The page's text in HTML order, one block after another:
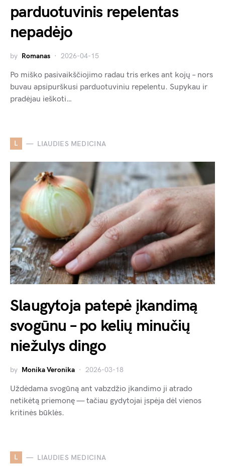
parduotuvinis repelentas
nepadėjo
by Romanas 2026-04-15
Po miško pasivaikščiojimo radau tris erkes ant kojų – nors
buvau apsipurškusi parduotuviniu repelentu. Supykau ir
pradėjau ieškoti…
L LIAUDIES MEDICINA
Slaugytoja patepė įkandimą
svogūnu – po kelių minučių
niežulys dingo
by Monika Veronika 2026-03-18
Uždėdama svogūną ant vabzdžio įkandimo ji atrado
netikėtą priemonę — tačiau gydytojai įspėja dėl vienos
kritinės būklės.
L LIAUDIES MEDICINA